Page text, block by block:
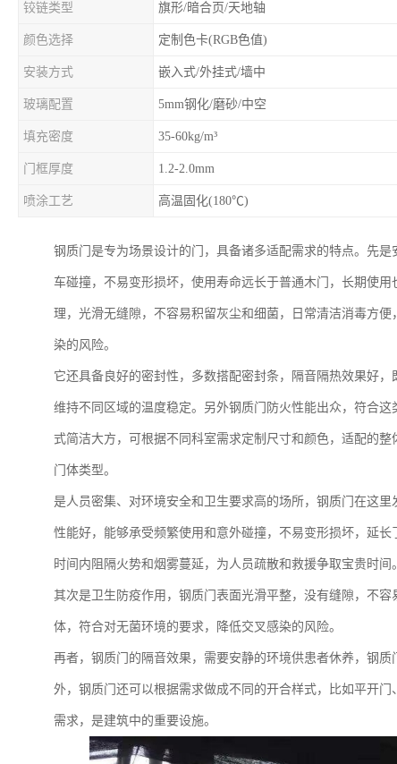
铰链类型 旗形/暗合页/天地轴
颜色选择 定制色卡(RGB色值)
安装方式 嵌入式/外挂式/墙中
玻璃配置 5mm钢化/磨砂/中空
填充密度 35-60kg/m³
门框厚度 1.2-2.0mm
喷涂工艺 高温固化(180℃)
钢质门是专为场景设计的门，具备诸多适配需求的特点。先
车碰撞，不易变形损坏，使用寿命远长于普通木门，长期使
理，光滑无缝隙，不容易积留灰尘和细菌，日常清洁消毒方
染的风险。
它还具备良好的密封性，多数搭配密封条，隔音隔热效果好
维持不同区域的温度稳定。另外钢质门防火性能出众，符合
式简洁大方，可根据不同科室需求定制尺寸和颜色，适配的
门体类型。
是人员密集、对环境安全和卫生要求高的场所，钢质门在这
性能好，能够承受频繁使用和意外碰撞，不易变形损坏，延
时间内阻隔火势和烟雾蔓延，为人员疏散和救援争取宝贵时间。
其次是卫生防疫作用，钢质门表面光滑平整，没有缝隙，不
体，符合对无菌环境的要求，降低交叉感染的风险。
再者，钢质门的隔音效果，需要安静的环境供患者休养，钢
外，钢质门还可以根据需求做成不同的开合样式，比如平开
需求，是建筑中的重要设施。